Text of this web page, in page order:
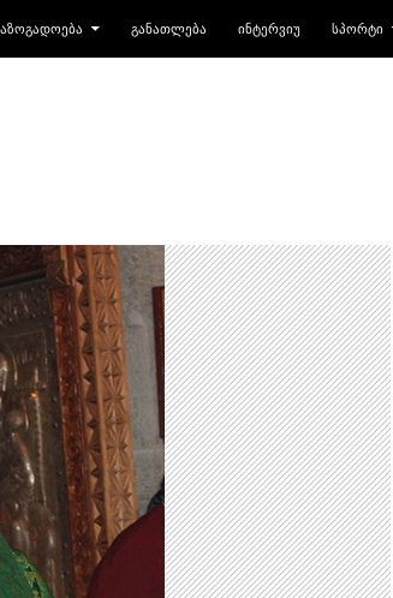
ᲒᲐᲜᲐᲗᲚᲔᲑᲐ ᲘᲜᲢᲔᲠᲕᲘᲣ ᲡᲞᲝᲠᲢᲘ